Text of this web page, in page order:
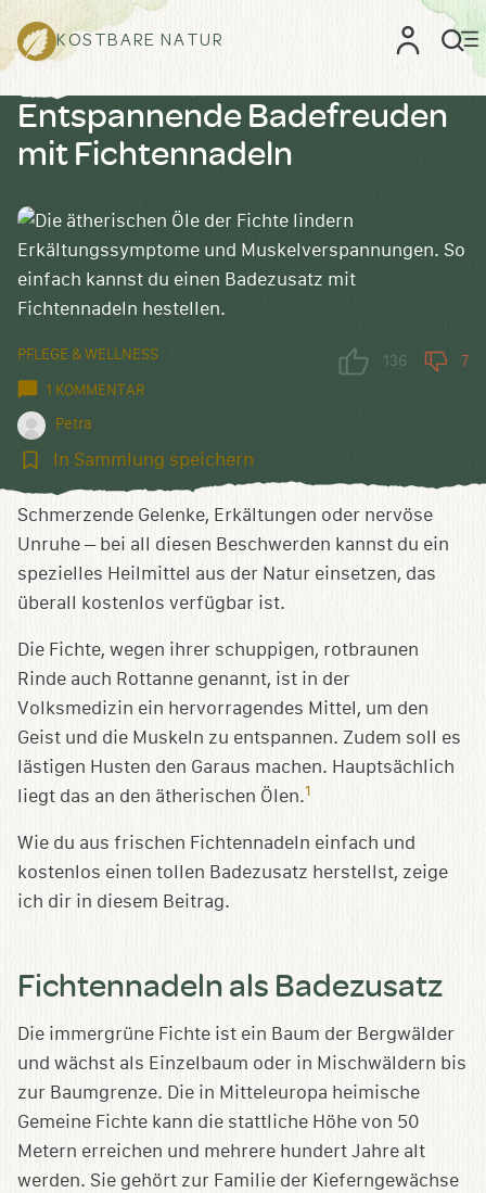
KOSTBARE NATUR
Entspannende Badefreuden
mit Fichtennadeln
PFLEGE & WELLNESS
1 KOMMENTAR
Petra
136 7
In
speichern
In Sammlung speichern
Schmerzende Gelenke, Erkältungen oder nervöse
Unruhe – bei all diesen Beschwerden kannst du ein
spezielles Heilmittel aus der Natur einsetzen, das
überall kostenlos verfügbar ist.
Die Fichte, wegen ihrer schuppigen, rotbraunen
Rinde auch Rottanne genannt, ist in der
Volksmedizin ein hervorragendes Mittel, um den
Geist und die Muskeln zu entspannen. Zudem soll es
lästigen Husten den Garaus machen. Hauptsächlich
liegt das an den ätherischen Ölen.1
Wie du aus frischen Fichtennadeln einfach und
kostenlos einen tollen Badezusatz herstellst, zeige
ich dir in diesem Beitrag.
Fichtennadeln als Badezusatz
Die immergrüne Fichte ist ein Baum der Bergwälder
und wächst als Einzelbaum oder in Mischwäldern bis
zur Baumgrenze. Die in Mitteleuropa heimische
Gemeine Fichte kann die stattliche Höhe von 50
Metern erreichen und mehrere hundert Jahre alt
werden. Sie gehört zur Familie der Kieferngewächse